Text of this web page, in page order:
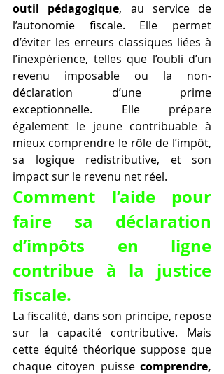
outil pédagogique, au service de
l’autonomie fiscale. Elle permet
d’éviter les erreurs classiques liées à
l’inexpérience, telles que l’oubli d’un
revenu imposable ou la non-
déclaration d’une prime
exceptionnelle. Elle prépare
également le jeune contribuable à
mieux comprendre le rôle de l’impôt,
sa logique redistributive, et son
impact sur le revenu net réel.
Comment l’aide pour
faire sa déclaration
d’impôts en ligne
contribue à la justice
fiscale.
La fiscalité, dans son principe, repose
sur la capacité contributive. Mais
cette équité théorique suppose que
chaque citoyen puisse comprendre,